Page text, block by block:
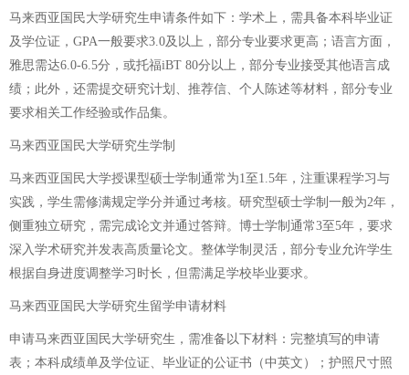
马来西亚国民大学研究生申请条件如下：学术上，需具备本科毕业证
及学位证，GPA一般要求3.0及以上，部分专业要求更高；语言方面，
雅思需达6.0-6.5分，或托福iBT 80分以上，部分专业接受其他语言成
绩；此外，还需提交研究计划、推荐信、个人陈述等材料，部分专业
要求相关工作经验或作品集。
马来西亚国民大学研究生学制
马来西亚国民大学授课型硕士学制通常为1至1.5年，注重课程学习与
实践，学生需修满规定学分并通过考核。研究型硕士学制一般为2年，
侧重独立研究，需完成论文并通过答辩。博士学制通常3至5年，要求
深入学术研究并发表高质量论文。整体学制灵活，部分专业允许学生
根据自身进度调整学习时长，但需满足学校毕业要求。
马来西亚国民大学研究生留学申请材料
申请马来西亚国民大学研究生，需准备以下材料：完整填写的申请
表；本科成绩单及学位证、毕业证的公证书（中英文）；护照尺寸照